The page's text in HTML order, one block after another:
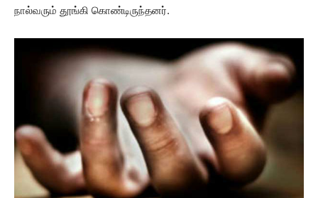
நால்வரும் தூங்கி கொண்டிருந்தனர்.